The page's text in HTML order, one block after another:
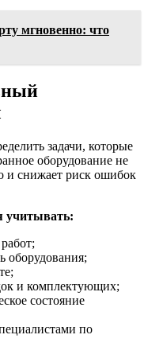
мгновенно: что
задачи, которые
оборудование не
и снижает риск ошибок
учитывать:
оборудования;
и комплектующих;
состояние
по